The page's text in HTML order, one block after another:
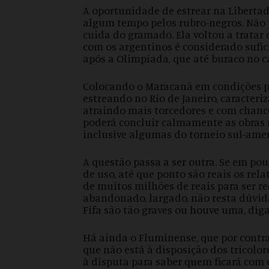
A oportunidade de estrear na
algum tempo pelos rubro-negros. Não
cuida do gramado. Ela voltou a tratar
com os argentinos é considerado
após a Olimpíada, que até buraco no
Colocando o Maracanã em condições
estreando no Rio de Janeiro,
atraindo mais torcedores e com
poderá concluir calmamente as
inclusive algumas do torneio sul-
A questão passa a ser outra. Se em
de uso, até que ponto são reais os
de muitos milhões de reais para ser
abandonado, largado, não resta
Fifa são tão graves ou houve uma,
Há ainda o Fluminense, que por
que não está à disposição dos
à disputa para saber quem ficará com